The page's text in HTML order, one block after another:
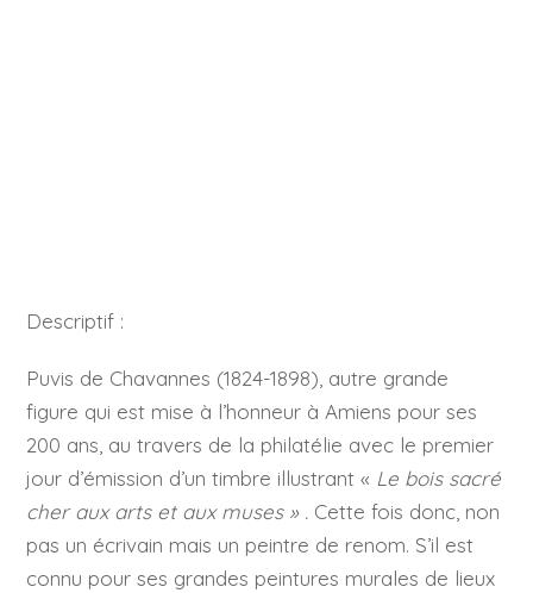
Descriptif :
Puvis de Chavannes (1824-1898), autre grande
figure qui est mise à l’honneur à Amiens pour ses
200 ans, au travers de la philatélie avec le premier
jour d’émission d’un timbre illustrant « Le bois sacré
cher aux arts et aux muses » . Cette fois donc, non
pas un écrivain mais un peintre de renom. S’il est
connu pour ses grandes peintures murales de lieux